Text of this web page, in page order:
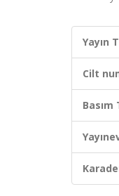
Yayın
Cilt
Basım